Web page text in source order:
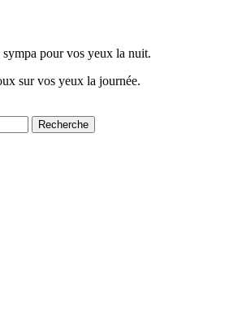
sympa pour vos yeux la nuit.
sur vos yeux la journée.
Recherche